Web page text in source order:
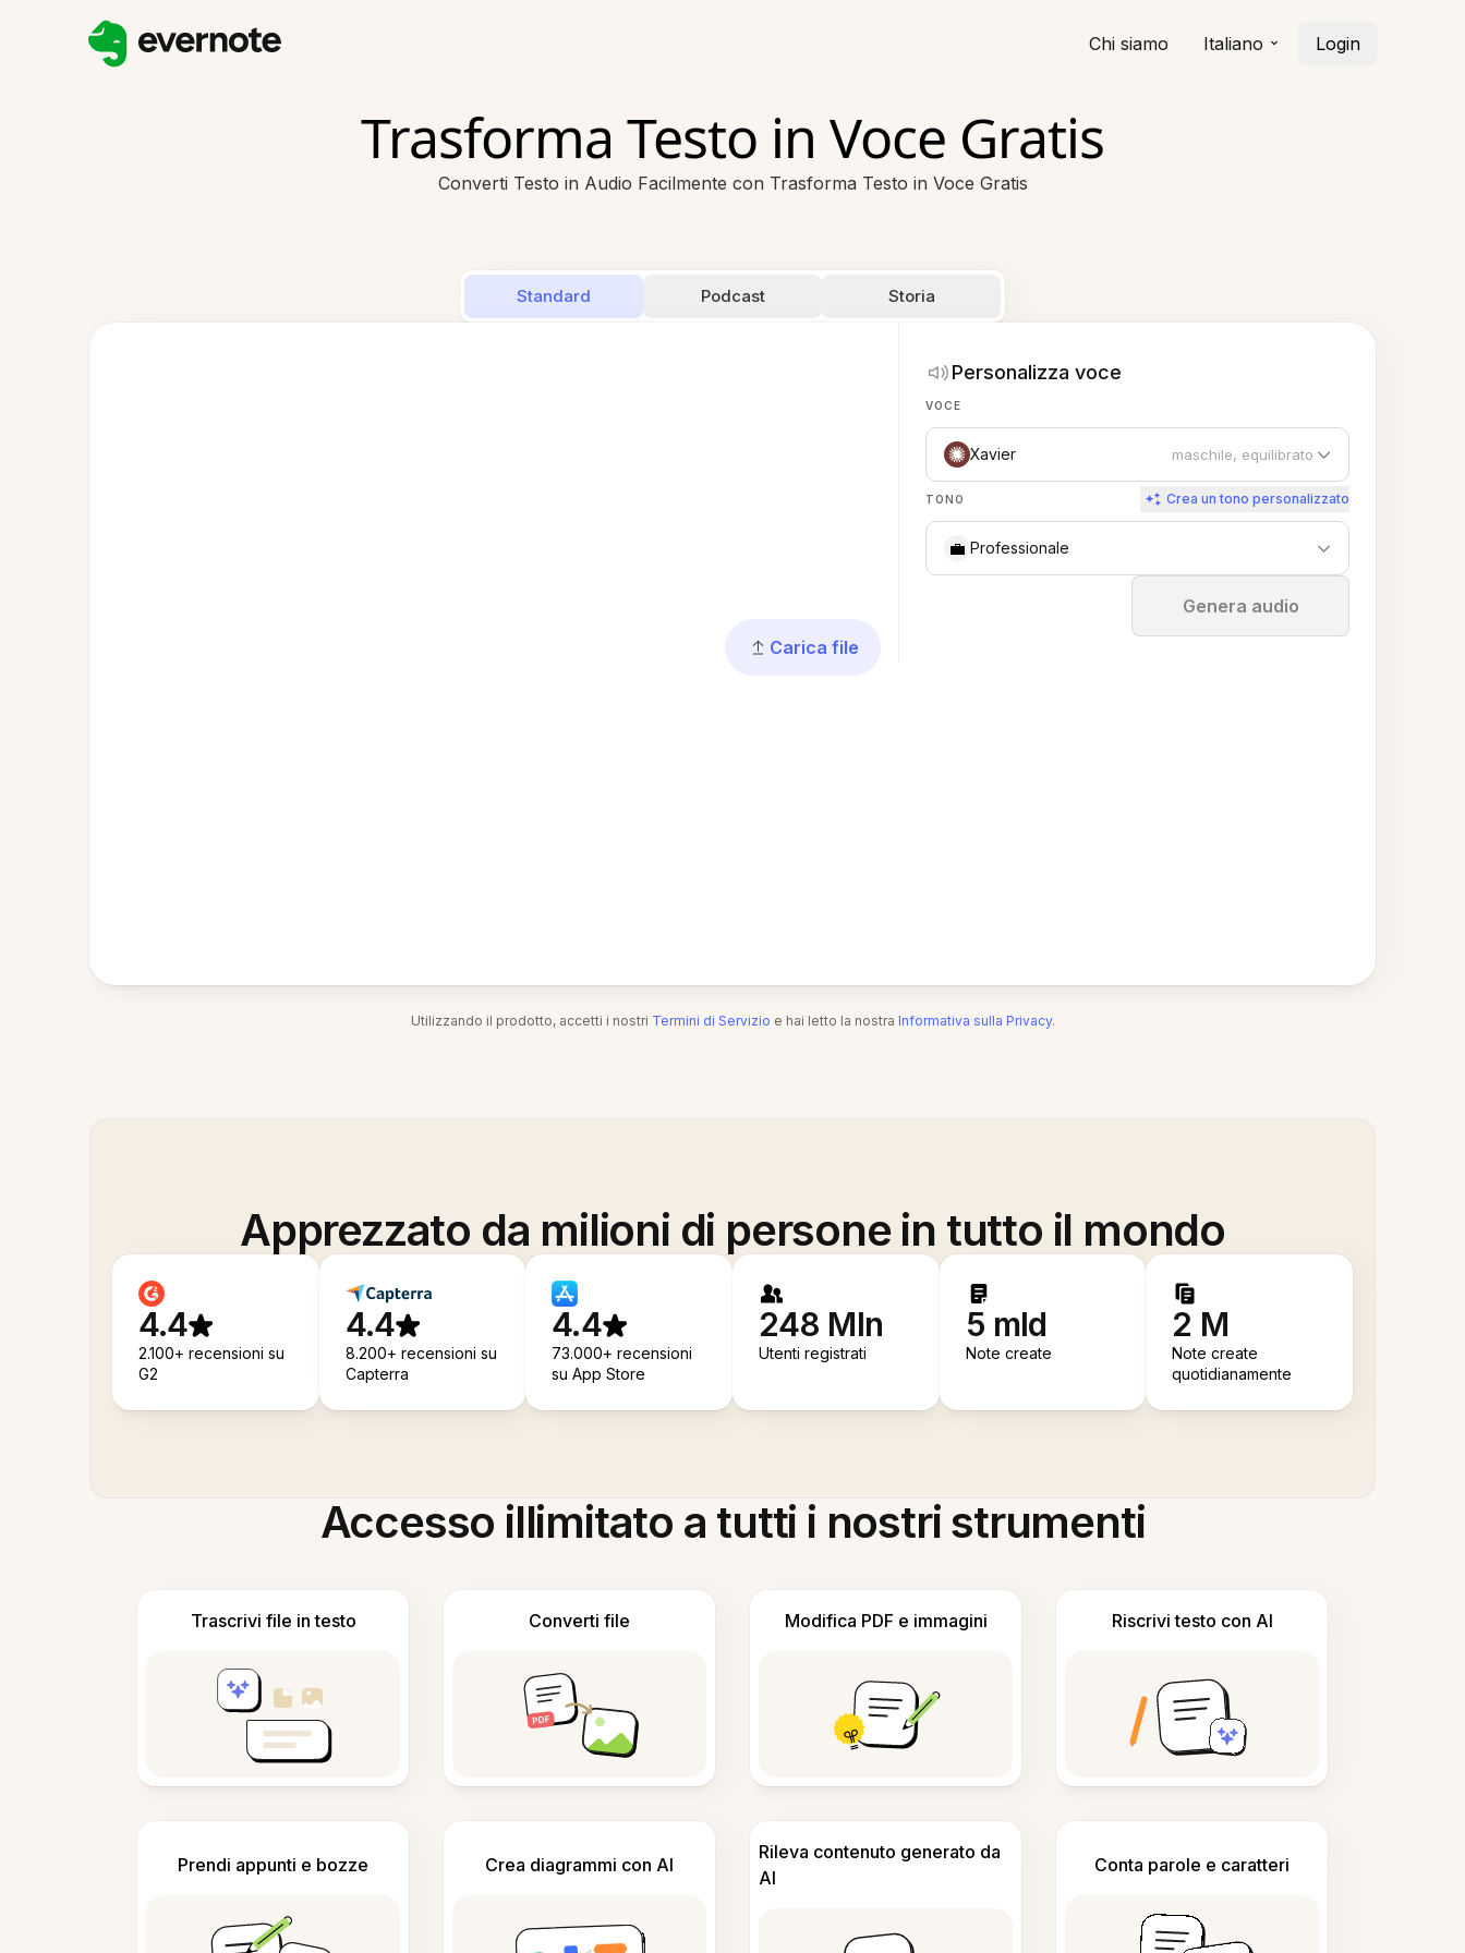
Chi siamo Italiano Login
Trasforma Testo in Voce Gratis
Converti Testo in Audio Facilmente con Trasforma Testo in Voce Gratis
Standard Podcast Storia
Carica file
Personalizza voce
VOCE
Xavier maschile, equilibrato
TONO Crea un tono personalizzato
💼 Professionale
Genera audio
Ferma
Utilizzando il prodotto, accetti i nostri Termini di Servizio e hai letto la nostra Informativa sulla Privacy.
Apprezzato da milioni di persone in tutto il mondo
4.4
2.100+ recensioni su
G2
4.4
8.200+ recensioni su
Capterra
4.4
73.000+ recensioni
su App Store
248 Mln
Utenti registrati
5 mld
Note create
2 M
Note create
quotidianamente
Accesso illimitato a tutti i nostri strumenti
Trascrivi file in testo Converti file Modifica PDF e immagini Riscrivi testo con AI
Prendi appunti e bozze Crea diagrammi con AI
Rileva contenuto generato da
AI
Conta parole e caratteri